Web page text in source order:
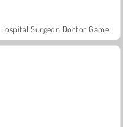
Hospital Surgeon Doctor Game